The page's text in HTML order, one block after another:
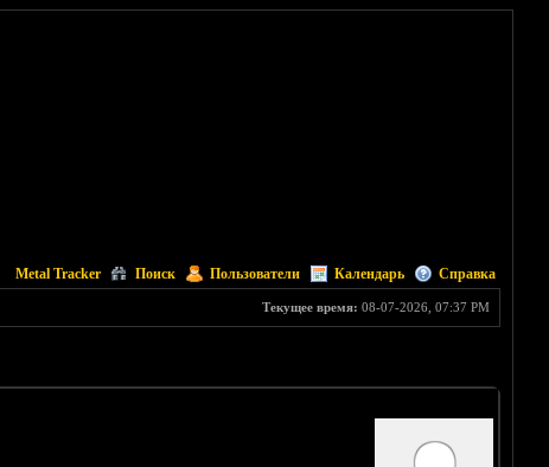
Metal Tracker Поиск Пользователи Календарь Справка
Текущее время: 08-07-2026, 07:37 PM